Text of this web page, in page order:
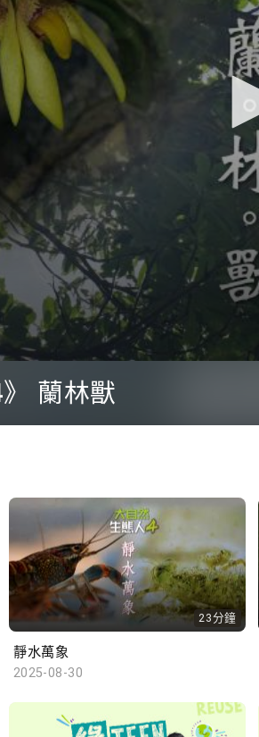
蘭林獸
23分鐘
靜水萬象
2025-08-30